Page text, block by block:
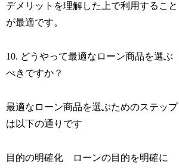
デメリットを理解した上で利用すること
が最適です。
10. どうやって最適なローン商品を選ぶ
べきですか？
最適なローン商品を選ぶためのステップ
は以下の通りです
目的の明確化 ローンの目的を明確に